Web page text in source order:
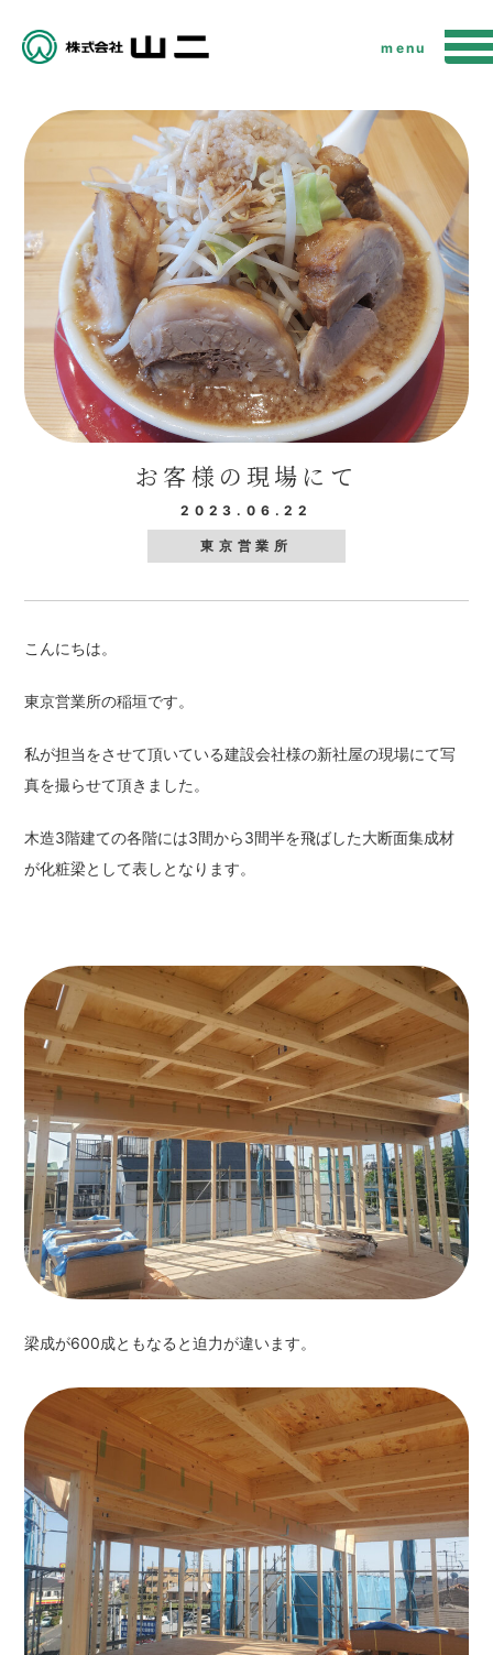
menu
お客様の現場にて
2023.06.22
東京営業所
こんにちは。
東京営業所の稲垣です。
私が担当をさせて頂いている建設会社様の新社屋の現場にて写
真を撮らせて頂きました。
木造3階建ての各階には3間から3間半を飛ばした大断面集成材
が化粧梁として表しとなります。
梁成が600成ともなると迫力が違います。